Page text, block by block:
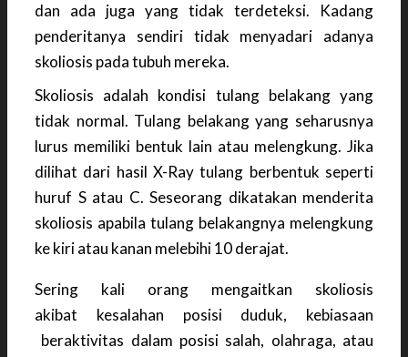
dan ada juga yang tidak terdeteksi. Kadang
penderitanya sendiri tidak menyadari adanya
skoliosis pada tubuh mereka.
Skoliosis adalah kondisi tulang belakang yang
tidak normal. Tulang belakang yang seharusnya
lurus memiliki bentuk lain atau melengkung. Jika
dilihat dari hasil X-Ray tulang berbentuk seperti
huruf S atau C. Seseorang dikatakan menderita
skoliosis apabila tulang belakangnya melengkung
ke kiri atau kanan melebihi 10 derajat.
Sering kali orang mengaitkan skoliosis
akibat kesalahan posisi duduk, kebiasaan
beraktivitas dalam posisi salah, olahraga, atau